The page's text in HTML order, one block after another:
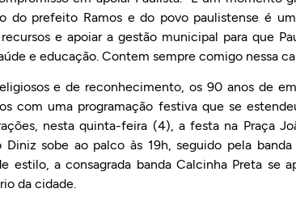
do prefeito Ramos e do povo paulistense é
e apoiar a gestão municipal para que
e educação. Contem sempre comigo nessa
e de reconhecimento, os 90 anos de
com uma programação festiva que se
nesta quinta-feira (4), a festa na Praça
sobe ao palco às 19h, seguido pela
estilo, a consagrada banda Calcinha Preta se
da cidade.